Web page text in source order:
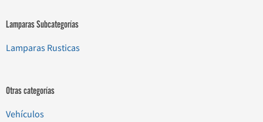
Lamparas Subcategorías
Lamparas Rusticas
Otras categorías
Vehículos